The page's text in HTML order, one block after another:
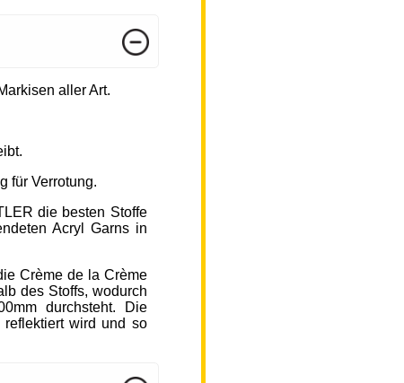
aller Art.
für Verrotung.
die besten Stoffe
Acryl Garns in
Crème de la Crème
des Stoffs, wodurch
durchsteht. Die
wird und so